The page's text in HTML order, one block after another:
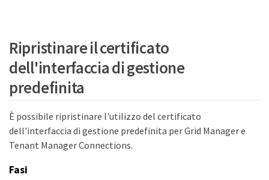
Ripristinare il certificato
dell'interfaccia di gestione
predefinita
È possibile ripristinare l'utilizzo del certificato
dell'interfaccia di gestione predefinita per Grid Manager e
Tenant Manager Connections.
Fasi